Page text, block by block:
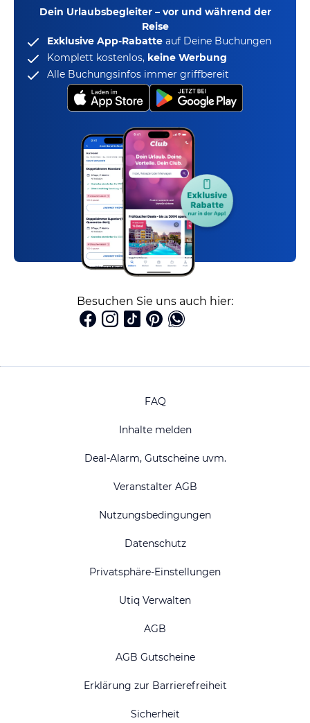
Dein Urlaubsbegleiter – vor und während der
Reise
Exklusive App-Rabatte auf Deine Buchungen
Komplett kostenlos, keine Werbung
Alle Buchungsinfos immer griffbereit
Besuchen Sie uns auch hier:
FAQ
Inhalte melden
Deal-Alarm, Gutscheine uvm.
Veranstalter AGB
Nutzungsbedingungen
Datenschutz
Privatsphäre-Einstellungen
Utiq Verwalten
AGB
AGB Gutscheine
Erklärung zur Barrierefreiheit
Sicherheit